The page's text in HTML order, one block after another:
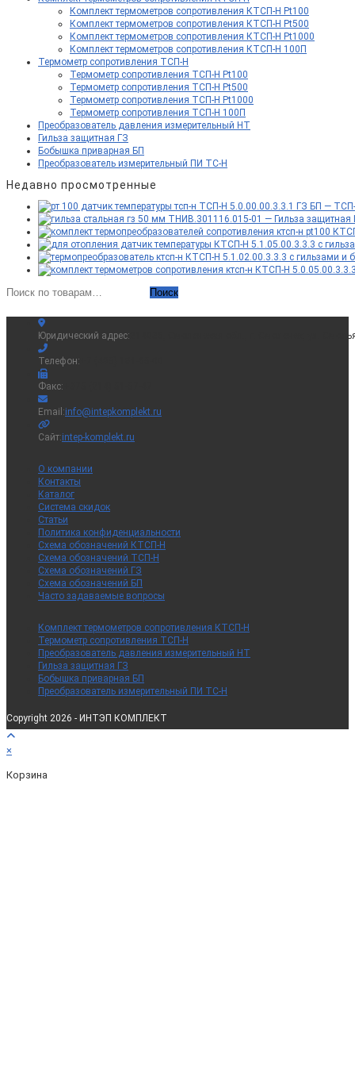
Комплект термометров сопротивления КТСП-Н Pt100
Комплект термометров сопротивления КТСП-Н Pt500
Комплект термометров сопротивления КТСП-Н Pt1000
Комплект термометров сопротивления КТСП-Н 100П
Термометр сопротивления ТСП-Н
Термометр сопротивления ТСП-Н Pt100
Термометр сопротивления ТСП-Н Pt500
Термометр сопротивления ТСП-Н Pt1000
Термометр сопротивления ТСП-Н 100П
Преобразователь давления измерительный НТ
Гильза защитная ГЗ
Бобышка приварная БП
Преобразователь измерительный ПИ ТС-Н
Недавно просмотренные
ТСП-Н 5.0.00.00.3.3.1 ГЗ БП —
ТНИВ.301116.015-01 — Гильза защитная
КТСП-Н 5.1.05.00.3.3.3 с
КТСП-Н 5.1.02.00.3.3.3 с гильзами и
КТСП-Н
Искать:
Поиск
Юридический адрес: 214036, Смоленская обл., г. Смоленск, ул.
Телефон:
Факс:
Email:info@intepkomplekt.ru
Сайт:intep-komplekt.ru
О компании
Контакты
Каталог
Система скидок
Статьи
Политика конфиденциальности
Схема обозначений КТСП-Н
Схема обозначений ТСП-Н
Схема обозначений ГЗ
Схема обозначений БП
Часто задаваемые вопросы
Комплект термометров сопротивления КТСП-Н
Термометр сопротивления ТСП-Н
Преобразователь давления измерительный НТ
Гильза защитная ГЗ
Бобышка приварная БП
Преобразователь измерительный ПИ ТС-Н
Copyright 2026 - ИНТЭП КОМПЛЕКТ
×
Корзина